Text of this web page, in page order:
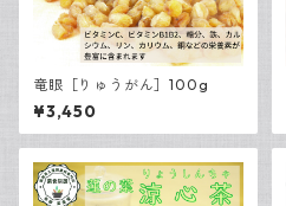
竜眼［りゅうがん］100g
¥3,450